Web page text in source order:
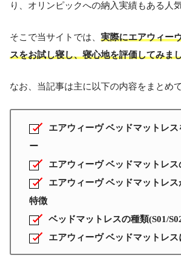
り、オリンピックへの納入実績もある人
そこで当サイトでは、 実際にエアウィー
スをお試し寝し、寝心地を評価してみま
なお、当記事は主に以下の内容をまとめ
エアウィーヴ ベッドマットレ
ー
エアウィーヴ ベッドマットレ
エアウィーヴ ベッドマットレ
特徴
ベッドマットレスの種類(S01/
エアウィーヴ ベッドマットレス